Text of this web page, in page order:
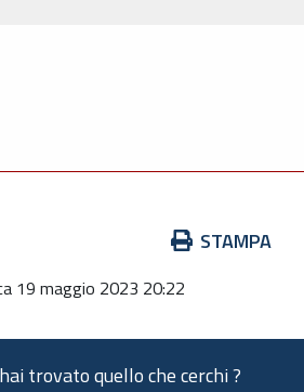
STAMPA
19 maggio 2023 20:22
trovato quello che cerchi ?